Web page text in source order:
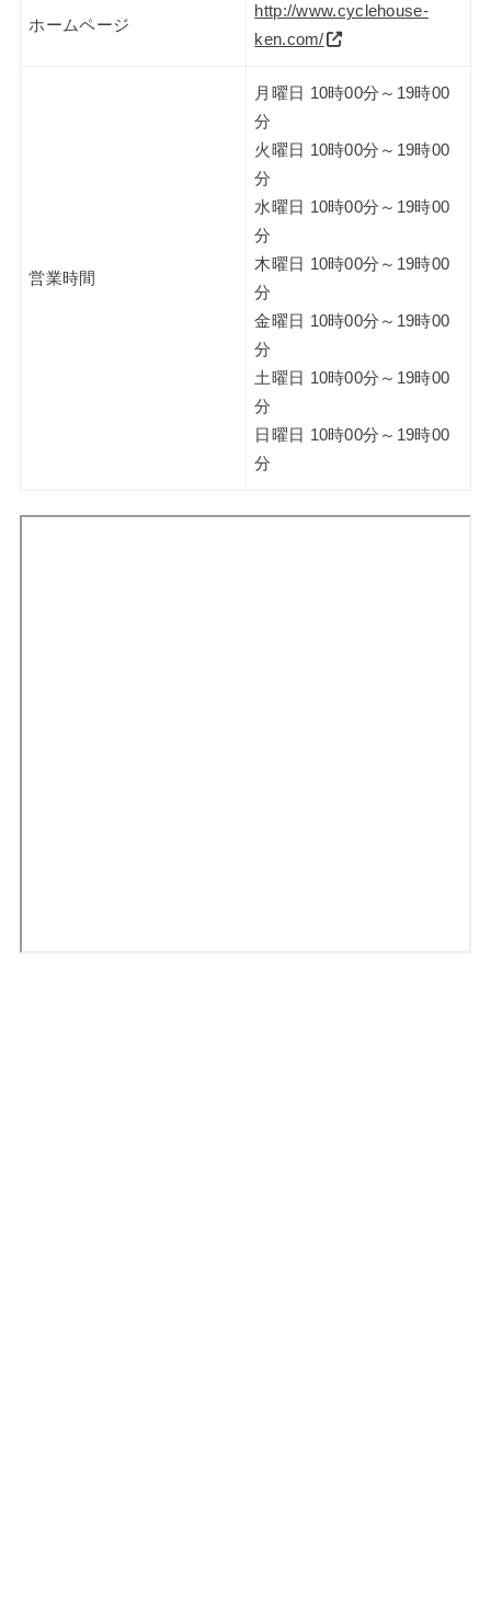
ホームページ
http://www.cyclehouse-
ken.com/
営業時間
月曜日 10時00分～19時00
分
火曜日 10時00分～19時00
分
水曜日 10時00分～19時00
分
木曜日 10時00分～19時00
分
金曜日 10時00分～19時00
分
土曜日 10時00分～19時00
分
日曜日 10時00分～19時00
分